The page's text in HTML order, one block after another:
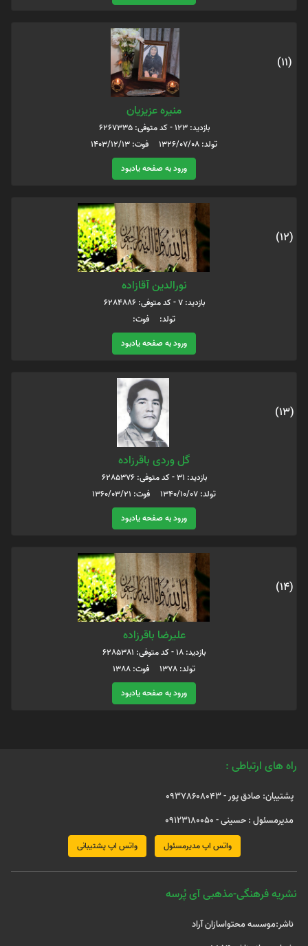
(11)
منیره عزیزیان
بازدید: 123 - کد متوفی: 6267335
تولد: 1326/07/08 فوت: 1403/12/13
ورود به صفحه یادبود
(12)
نورالدین آقازاده
بازدید: 7 - کد متوفی: 6284886
تولد: فوت:
ورود به صفحه یادبود
(13)
گل وردی باقرزاده
بازدید: 31 - کد متوفی: 6285376
تولد: 1340/10/07 فوت: 1360/03/21
ورود به صفحه یادبود
(14)
علیرضا باقرزاده
بازدید: 18 - کد متوفی: 6285381
تولد: 1378 فوت: 1388
ورود به صفحه یادبود
راه های ارتباطی :
پشتیبان: صادق پور - 09378608043
مدیرمسئول : حسینی - 09123180050
واتس اپ مدیرمسئول واتس اپ پشتیبانی
نشریه فرهنگی-مذهبی آی پُرسه
ناشر:موسسه محتواسازان آراد